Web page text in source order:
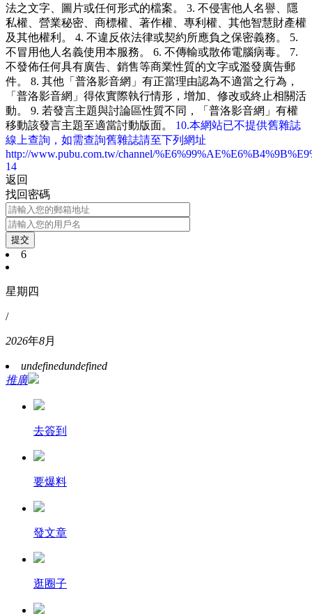
法之文字、圖片或任何形式的檔案。 3. 不侵害他人名譽、隱
私權、營業秘密、商標權、著作權、專利權、其他智慧財產權
及其他權利。 4. 不違反依法律或契約所應負之保密義務。 5.
不冒用他人名義使用本服務。 6. 不傳輸或散佈電腦病毒。 7.
不發佈任何具有廣告、銷售等商業性質的文字或濫發廣告郵
件。 8. 其他「普洛影音網」有正當理由認為不適當之行為，
「普洛影音網」得依實際執行情形，增加、修改或終止相關活
動。 9. 若發言主題與討論區性質不同，「普洛影音網」有權
移動該發言主題至適當討動版面。 10.本網站已不提供舊雜誌
線上查詢，如需查詢舊雜誌請至下列網址
http://www.pubu.com.tw/channel/
14
返回
找回密碼
提交
6
星期四
/
2026年8月
undefinedundefined
推廣
去簽到
要爆料
發文章
逛圈子